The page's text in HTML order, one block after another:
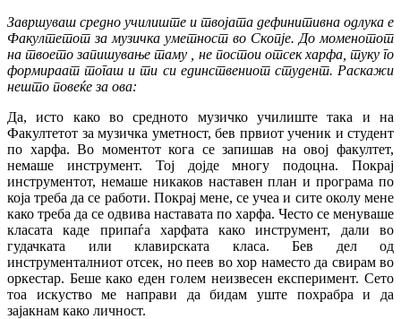
Завршуваш средно училиште и твојата дефинитивна одлука е
Факултетот за музичка уметност во Скопје. До моменотот
на твоето запишување таму , не постои отсек харфа, туку го
формираат тогаш и ти си единствениот студент. Раскажи
нешто повеќе за ова:
Да, исто како во средното музичко училиште така и на
Факултетот за музичка уметност, бев првиот ученик и студент
по харфа. Во моментот кога се запишав на овој факултет,
немаше инструмент. Тој дојде многу подоцна. Покрај
инструментот, немаше никаков наставен план и програма по
која треба да се работи. Покрај мене, се учеа и сите околу мене
како треба да се одвива наставата по харфа. Често се менуваше
класата каде припаѓа харфата како инструмент, дали во
гудачката или клавирската класа. Бев дел од
инструменталниот отсек, но пеев во хор наместо да свирам во
оркестар. Беше како еден голем неизвесен експеримент. Сето
тоа искуство ме направи да бидам уште похрабра и да
зајакнам како личност.